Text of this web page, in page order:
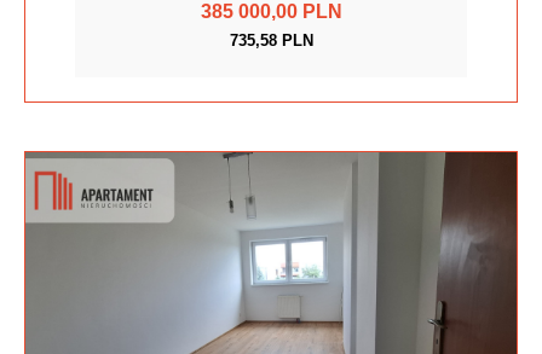
385 000,00 PLN
735,58 PLN